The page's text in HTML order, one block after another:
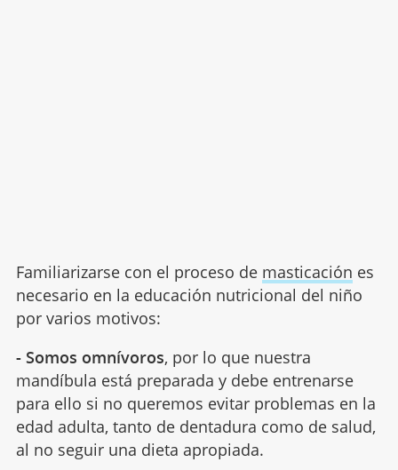
Familiarizarse con el proceso de masticación es
necesario en la educación nutricional del niño
por varios motivos:
- Somos omnívoros, por lo que nuestra
mandíbula está preparada y debe entrenarse
para ello si no queremos evitar problemas en la
edad adulta, tanto de dentadura como de salud,
al no seguir una dieta apropiada.